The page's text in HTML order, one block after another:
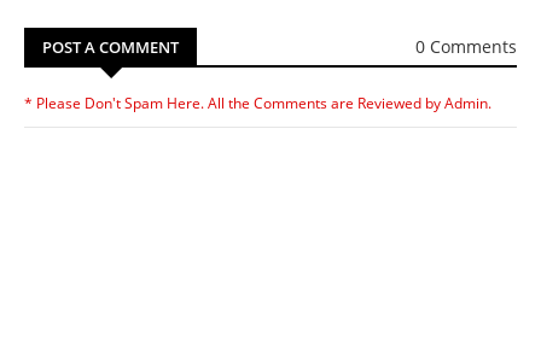
POST A COMMENT 0 Comments
* Please Don't Spam Here. All the Comments are Reviewed by Admin.